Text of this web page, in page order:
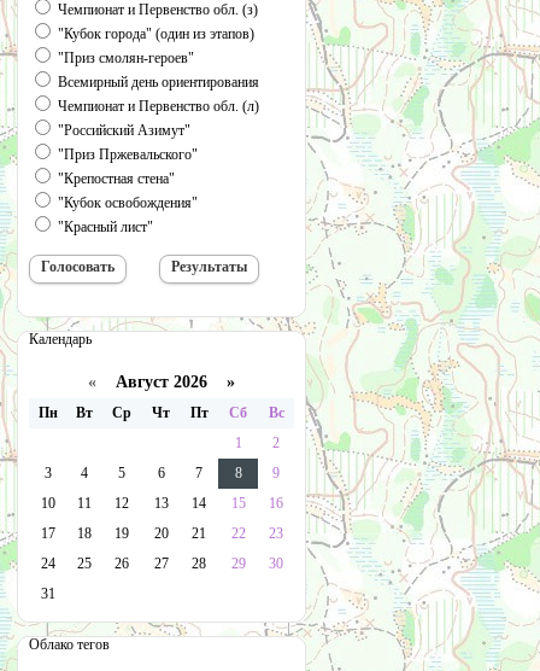
Чемпионат и Первенство обл. (з)
"Кубок города" (один из этапов)
"Приз смолян-героев"
Всемирный день ориентирования
Чемпионат и Первенство обл. (л)
"Российский Азимут"
"Приз Пржевальского"
"Крепостная стена"
"Кубок освобождения"
"Красный лист"
Календарь
« Август 2026 »
Пн Вт Ср Чт Пт Сб
Вс
1
2
3
4 5 6 7 8
9
10
11 12 13 14 15
16
17
18 19 20 21 22
23
24
25 26 27 28 29
30
31
Облако тегов